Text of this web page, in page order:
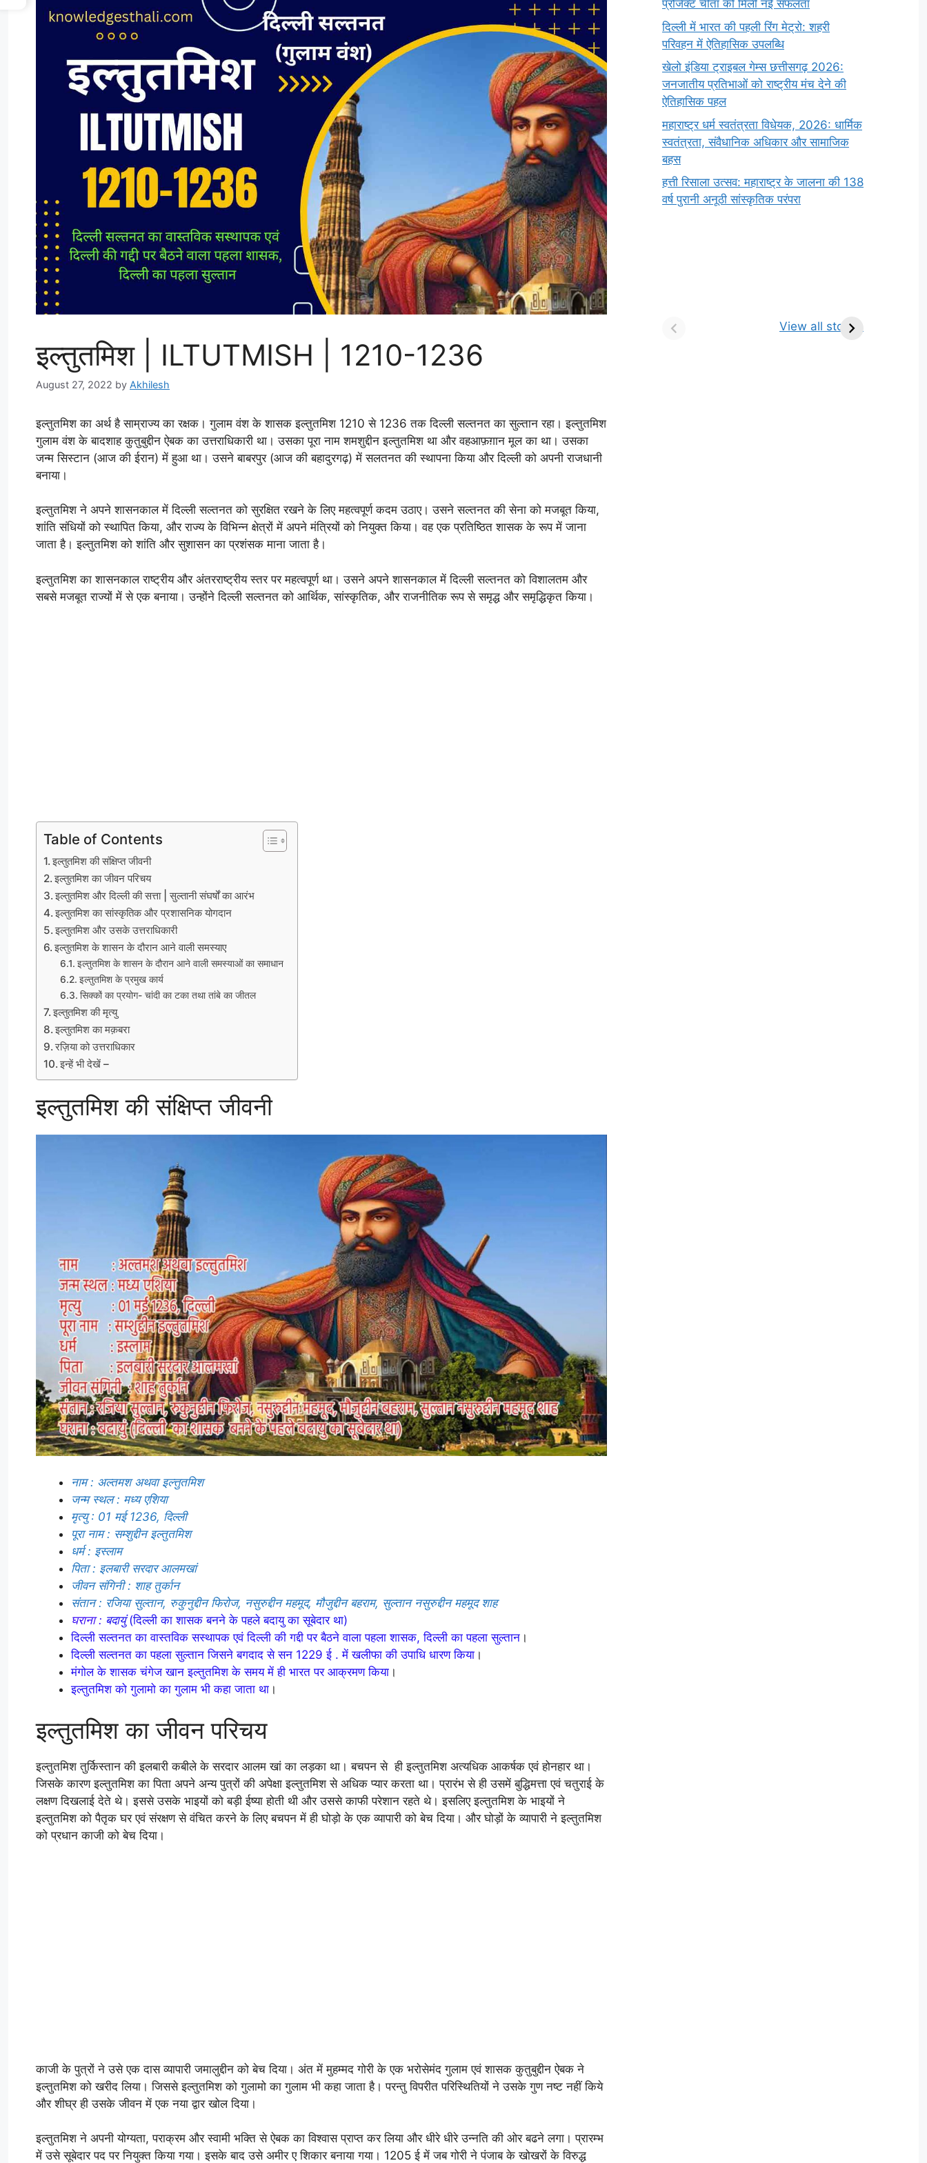
इल्तुतमिश | ILTUTMISH | 1210-1236
August 27, 2022 by Akhilesh
इल्तुतमिश का अर्थ है साम्राज्य का रक्षक। गुलाम वंश के शासक इल्तुतमिश 1210 से 1236 तक दिल्ली सल्तनत का सुल्तान रहा। इल्तुतमिश
गुलाम वंश के बादशाह कुतुबुद्दीन ऐबक का उत्तराधिकारी था। उसका पूरा नाम शमशुद्दीन इल्तुतमिश था और वहआफ़ग़ान मूल का था। उसका
जन्म सिस्टान (आज की ईरान) में हुआ था। उसने बाबरपुर (आज की बहादुरगढ़) में सलतनत की स्थापना किया और दिल्ली को अपनी राजधानी
बनाया।
इल्तुतमिश ने अपने शासनकाल में दिल्ली सल्तनत को सुरक्षित रखने के लिए महत्वपूर्ण कदम उठाए। उसने सल्तनत की सेना को मजबूत किया,
शांति संधियों को स्थापित किया, और राज्य के विभिन्न क्षेत्रों में अपने मंत्रियों को नियुक्त किया। वह एक प्रतिष्ठित शासक के रूप में जाना
जाता है। इल्तुतमिश को शांति और सुशासन का प्रशंसक माना जाता है।
इल्तुतमिश का शासनकाल राष्ट्रीय और अंतरराष्ट्रीय स्तर पर महत्वपूर्ण था। उसने अपने शासनकाल में दिल्ली सल्तनत को विशालतम और
सबसे मजबूत राज्यों में से एक बनाया। उन्होंने दिल्ली सल्तनत को आर्थिक, सांस्कृतिक, और राजनीतिक रूप से समृद्ध और समृद्धिकृत किया।
Table of Contents
इल्तुतमिश की संक्षिप्त जीवनी
इल्तुतमिश का जीवन परिचय
इल्तुतमिश और दिल्ली की सत्ता | सुल्तानी संघर्षों का आरंभ
इल्तुतमिश का सांस्कृतिक और प्रशासनिक योगदान
इल्तुतमिश और उसके उत्तराधिकारी
इल्तुतमिश के शासन के दौरान आने वाली समस्याए
इल्तुतमिश के शासन के दौरान आने वाली समस्याओं का समाधान
इल्तुतमिश के प्रमुख कार्य
सिक्कों का प्रयोग- चांदी का टका तथा तांबे का जीतल
इल्तुतमिश की मृत्यु
इल्तुतमिश का मक़बरा
रज़िया को उत्तराधिकार
इन्हें भी देखें –
इल्तुतमिश की संक्षिप्त जीवनी
नाम : अल्तमश अथवा इल्त्तुतमिश
जन्म स्थल : मध्य एशिया
मृत्यु : 01 मई 1236, दिल्ली
पूरा नाम : सम्शुद्दीन इल्तुतमिश
धर्म : इस्लाम
पिता : इलबारी सरदार आलमखां
जीवन संगिनी : शाह तुर्कान
संतान : रजिया सुल्तान, रुकुनुद्दीन फिरोज, नसुरुद्दीन महमूद, मौजुद्दीन बहराम, सुल्तान नसुरुद्दीन महमूद शाह
घराना : बदायुं(दिल्ली का शासक बनने के पहले बदायु का सूबेदार था)
दिल्ली सल्तनत का वास्तविक सस्थापक एवं दिल्ली की गद्दी पर बैठने वाला पहला शासक, दिल्ली का पहला सुल्तान ।
दिल्ली सल्तनत का पहला सुल्तान जिसने बगदाद से सन 1229 ई . में खलीफा की उपाधि धारण किया ।
मंगोल के शासक चंगेज खान इल्तुतमिश के समय में ही भारत पर आक्रमण किया ।
इल्तुतमिश को गुलामो का गुलाम भी कहा जाता था ।
इल्तुतमिश का जीवन परिचय
इल्तुतमिश तुर्किस्तान की इलबारी कबीले के सरदार आलम खां का लड़का था। बचपन से ही इल्तुतमिश अत्यधिक आकर्षक एवं होनहार था।
जिसके कारण इल्तुतमिश का पिता अपने अन्य पुत्रों की अपेक्षा इल्तुतमिश से अधिक प्यार करता था। प्रारंभ से ही उसमें बुद्धिमत्ता एवं चतुराई के
लक्षण दिखलाई देते थे। इससे उसके भाइयों को बड़ी ईष्या होती थी और उससे काफी परेशान रहते थे। इसलिए इल्तुतमिश के भाइयों ने
इल्तुतमिश को पैतृक घर एवं संरक्षण से वंचित करने के लिए बचपन में ही घोड़ो के एक व्यापारी को बेच दिया। और घोड़ों के व्यापारी ने इल्तुतमिश
को प्रधान काजी को बेच दिया।
काजी के पुत्रों ने उसे एक दास व्यापारी जमालुद्दीन को बेच दिया। अंत में मुहम्मद गोरी के एक भरोसेमंद गुलाम एवं शासक कुतुबुद्दीन ऐबक ने
इल्तुतमिश को खरीद लिया। जिससे इल्तुतमिश को गुलामो का गुलाम भी कहा जाता है। परन्तु विपरीत परिस्थितियों ने उसके गुण नष्ट नहीं किये
और शीघ्र ही उसके जीवन में एक नया द्वार खोल दिया।
इल्तुतमिश ने अपनी योग्यता, पराक्रम और स्वामी भक्ति से ऐबक का विश्वास प्राप्त कर लिया और धीरे धीरे उन्नति की ओर बढने लगा। प्रारम्भ
में उसे सूबेदार पद पर नियुक्त किया गया। इसके बाद उसे अमीर ए शिकार बनाया गया। 1205 ई में जब गोरी ने पंजाब के खोखरों के विरुद्ध
प्रोजेक्ट चीता को मिली नई सफलता
दिल्ली में भारत की पहली रिंग मेट्रो: शहरी
परिवहन में ऐतिहासिक उपलब्धि
खेलो इंडिया ट्राइबल गेम्स छत्तीसगढ़ 2026:
जनजातीय प्रतिभाओं को राष्ट्रीय मंच देने की
ऐतिहासिक पहल
महाराष्ट्र धर्म स्वतंत्रता विधेयक, 2026: धार्मिक
स्वतंत्रता, संवैधानिक अधिकार और सामाजिक
बहस
हत्ती रिसाला उत्सव: महाराष्ट्र के जालना की 138
वर्ष पुरानी अनूठी सांस्कृतिक परंपरा
View all stories
किसे कहते है? परिभाषा,
ज्योतिर्लिंग | नाम, स्थान एवं